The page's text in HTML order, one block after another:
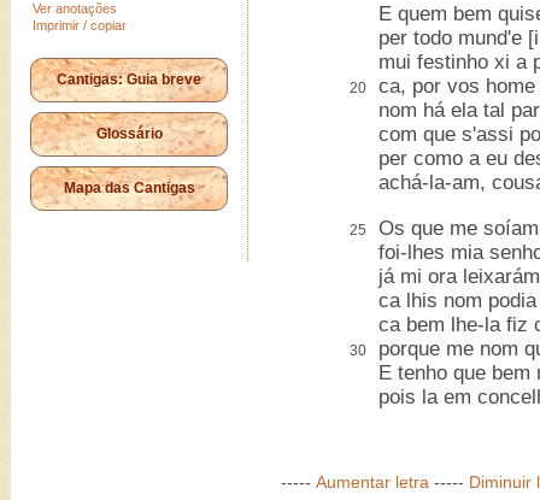
Ver anotações
Imprimir / copiar
Cantigas: Guia breve
Glossário
Mapa das Cantigas
E quem bem
per todo mund'e
mui festinho xi a
20
ca, por vos
nom há ela tal
com que s'assi
per como a eu
achá-la-am,
25
Os que me
foi-lhes mia
já mi ora
ca lhis nom
ca bem lhe-la fiz
30
porque me nom
E tenho que bem
pois la em
----- Aumentar letra ----- Diminuir